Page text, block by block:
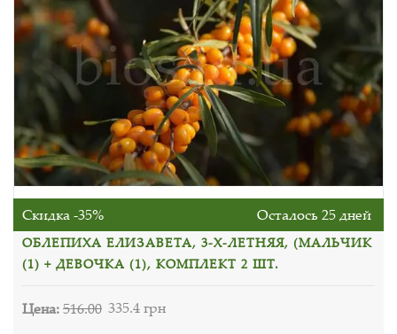
Скидка -35% Осталось 25 дней
ОБЛЕПИХА ЕЛИЗАВЕТА, 3-Х-ЛЕТНЯЯ, (МАЛЬЧИК
(1) + ДЕВОЧКА (1), КОМПЛЕКТ 2 ШТ.
Цена:516.00 335.4 грн